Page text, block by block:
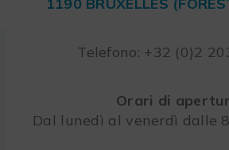
Telefono: +32 (0)2
Orari di
Dal lunedì al venerdì dalle